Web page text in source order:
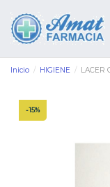
Inicio HIGIENE LACER
-15%